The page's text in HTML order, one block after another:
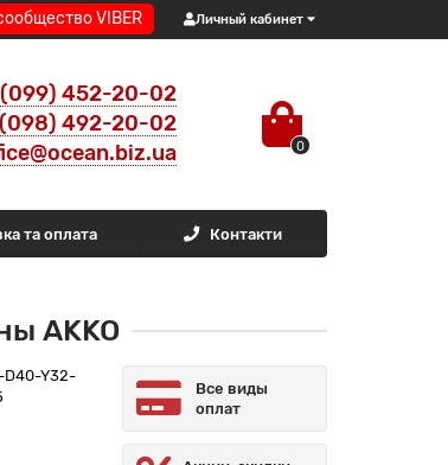
VIBER Личный кабинет
(099) 452-20-02
(098) 492-20-02
0
та оплата Контакти
AKKO
D40-Y32-
Все виды
оплат